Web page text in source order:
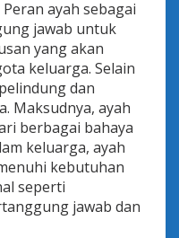
ayah sebagai
jawab untuk
yang akan
keluarga. Selain
dan
Maksudnya, ayah
berbagai bahaya
keluarga, ayah
kebutuhan
seperti
jawab dan